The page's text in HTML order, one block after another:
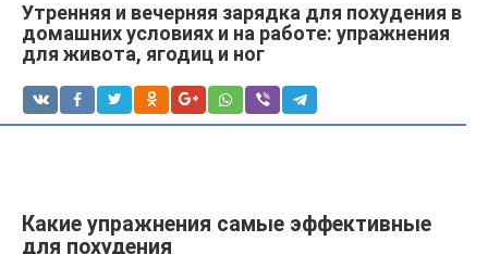
Утренняя и вечерняя зарядка для похудения в
домашних условиях и на работе: упражнения
для живота, ягодиц и ног
Какие упражнения самые эффективные
для похудения